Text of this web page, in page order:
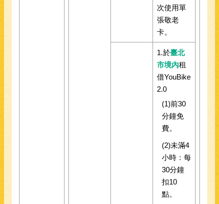
次使用單
張敬老
卡。
1.於臺北
市境內租
借YouBike
2.0
(1)前30
分鐘免
費。
(2)未滿4
小時：每
30分鐘
扣10
點。